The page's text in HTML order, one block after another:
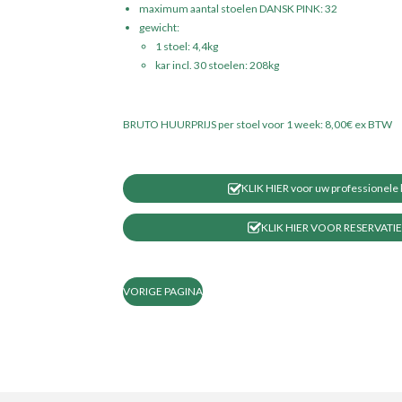
maximum aantal stoelen DANSK PINK: 32
gewicht:
1 stoel: 4,4kg
kar incl. 30 stoelen: 208kg
BRUTO HUURPRIJS per stoel voor 1 week: 8,00€ ex BTW
KLIK HIER voor uw
KLIK HIER VOOR
VORIGE PAGINA